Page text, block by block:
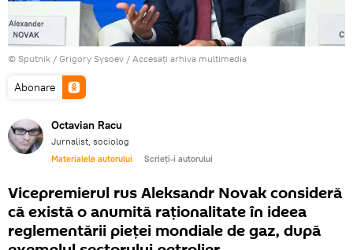
© Sputnik / Grigory Sysoev / Accesați arhiva multimedia
Abonare
Octavian Racu
Jurnalist, sociolog
Materialele autorului Scrieți-i autorului
Vicepremierul rus Aleksandr Novak consideră
că există o anumită raționalitate în ideea
reglementării pieței mondiale de gaz, după